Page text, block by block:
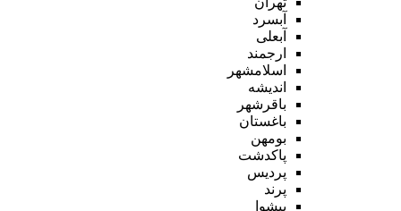
آبسرد
آبعلی
ارجمند
اسلامشهر
اندیشه
باقرشهر
باغستان
بومهن
پاکدشت
پردیس
پرند
پیشوا